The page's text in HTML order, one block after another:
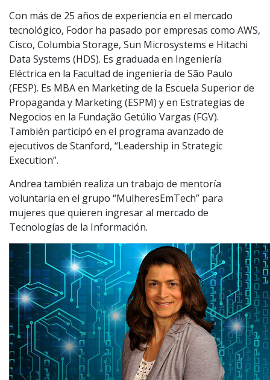
Con más de 25 años de experiencia en el mercado
tecnológico, Fodor ha pasado por empresas como AWS,
Cisco, Columbia Storage, Sun Microsystems e Hitachi
Data Systems (HDS). Es graduada en Ingeniería
Eléctrica en la Facultad de ingeniería de São Paulo
(FESP). Es MBA en Marketing de la Escuela Superior de
Propaganda y Marketing (ESPM) y en Estrategias de
Negocios en la Fundação Getúlio Vargas (FGV).
También participó en el programa avanzado de
ejecutivos de Stanford, “Leadership in Strategic
Execution”.
Andrea también realiza un trabajo de mentoría
voluntaria en el grupo “MulheresEmTech” para
mujeres que quieren ingresar al mercado de
Tecnologías de la Información.